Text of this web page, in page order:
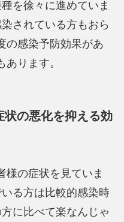
を徐々に進めていま
されている方もおら
の感染予防効果があ
ります。
状の悪化を抑える効
様の症状を見ていま
る方は比較的感染時
に比べて楽なんじゃ